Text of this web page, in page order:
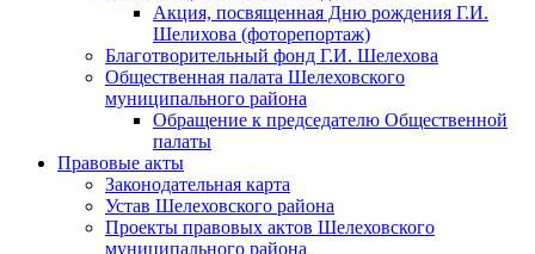
Акция, посвященная Дню рождения Г.И.
Шелихова (фоторепортаж)
Благотворительный фонд Г.И. Шелехова
Общественная палата Шелеховского
муниципального района
Обращение к председателю Общественной
палаты
Правовые акты
Законодательная карта
Устав Шелеховского района
Проекты правовых актов Шелеховского
муниципального района